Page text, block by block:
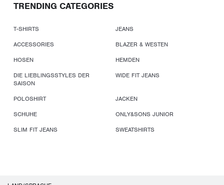
TRENDING CATEGORIES
T-SHIRTS
JEANS
ACCESSORIES
BLAZER & WESTEN
HOSEN
HEMDEN
DIE LIEBLINGSSTYLES DER
SAISON
WIDE FIT JEANS
POLOSHIRT
JACKEN
SCHUHE
ONLY&SONS JUNIOR
SLIM FIT JEANS
SWEATSHIRTS